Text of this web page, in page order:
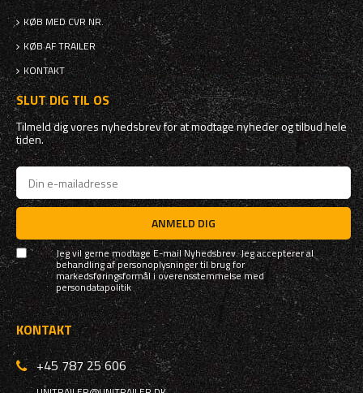
KØB MED CVR NR.
KØB AF TRAILER
KONTAKT
SLUT DIG TIL OS
Tilmeld dig vores nyhedsbrev for at modtage nyheder og tilbud hele
tiden.
ANMELD DIG
Jeg vil gerne modtage E-mail Nyhedsbrev. Jeg accepterer al
behandling af personoplysninger til brug for
markedsføringsformål i overensstemmelse med
persondatapolitik
KONTAKT
+45 787 25 606